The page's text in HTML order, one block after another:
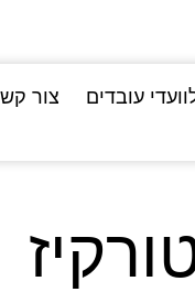
עובדים צור